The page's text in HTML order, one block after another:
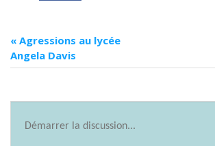
« Agressions au lycée
Angela Davis